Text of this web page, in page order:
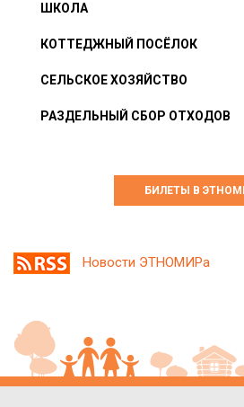
ШКОЛА
КОТТЕДЖНЫЙ ПОСЁЛОК
СЕЛЬСКОЕ ХОЗЯЙСТВО
РАЗДЕЛЬНЫЙ СБОР ОТХОДОВ
БИЛЕТЫ В
Новости ЭТНОМИРа